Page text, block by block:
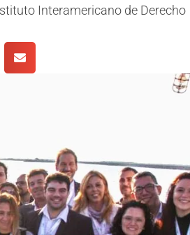
Interamericano de Derecho